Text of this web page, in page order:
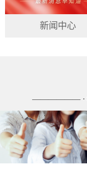
新闻中心
—————— ·